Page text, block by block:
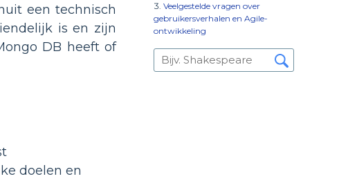
Veelgestelde vragen over
gebruikersverhalen en Agile-
ontwikkeling
een technisch
is en zijn
DB heeft of
doelen en